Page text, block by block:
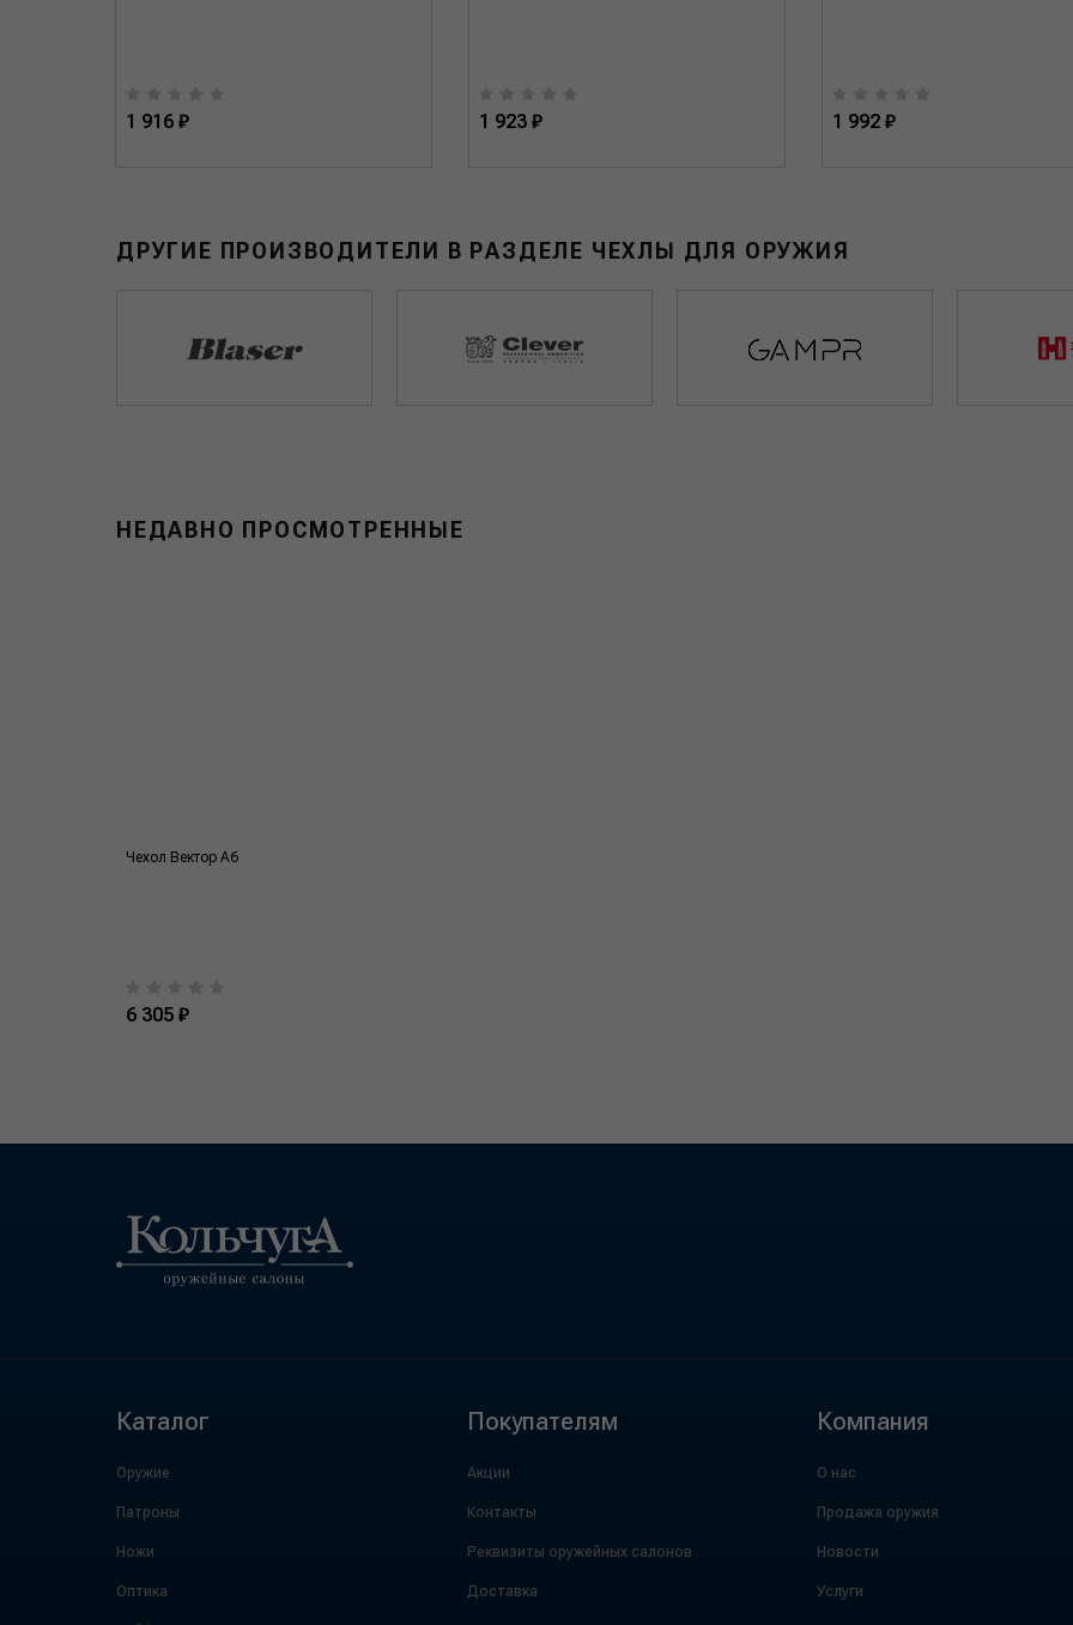
1 916 ₽ 1 923 ₽ 1 992 ₽
ДРУГИЕ ПРОИЗВОДИТЕЛИ В РАЗДЕЛЕ ЧЕХЛЫ ДЛЯ ОРУЖИЯ
НЕДАВНО ПРОСМОТРЕННЫЕ
Чехол Вектор А6
6 305 ₽
Каталог
Оружие
Патроны
Ножи
Оптика
Покупателям
Акции
Контакты
Реквизиты оружейных салонов
Доставка
Компания
О нас
Продажа оружия
Новости
Услуги